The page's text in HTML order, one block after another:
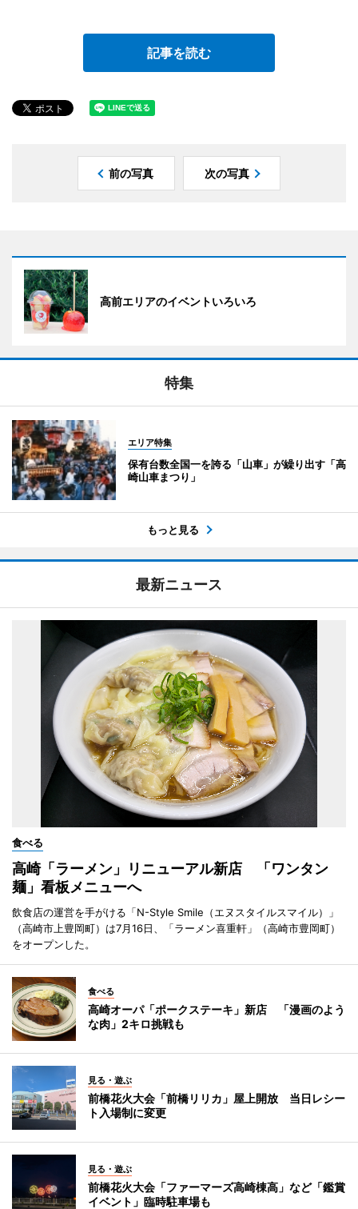
記事を読む
前の写真 次の写真
高前エリアのイベントいろいろ
特集
エリア特集
保有台数全国一を誇る「山車」が繰り出す「高
崎山車まつり」
もっと見る
最新ニュース
食べる
高崎「ラーメン」リニューアル新店 「ワンタン
麺」看板メニューへ
飲食店の運営を手がける「N-Style Smile（エヌスタイルスマイル）」
（高崎市上豊岡町）は7月16日、「ラーメン喜重軒」（高崎市豊岡町）
をオープンした。
食べる
高崎オーパ「ポークステーキ」新店 「漫画のよう
な肉」2キロ挑戦も
見る・遊ぶ
前橋花火大会「前橋リリカ」屋上開放 当日レシー
ト入場制に変更
見る・遊ぶ
前橋花火大会「ファーマーズ高崎棟高」など「鑑賞
イベント」臨時駐車場も